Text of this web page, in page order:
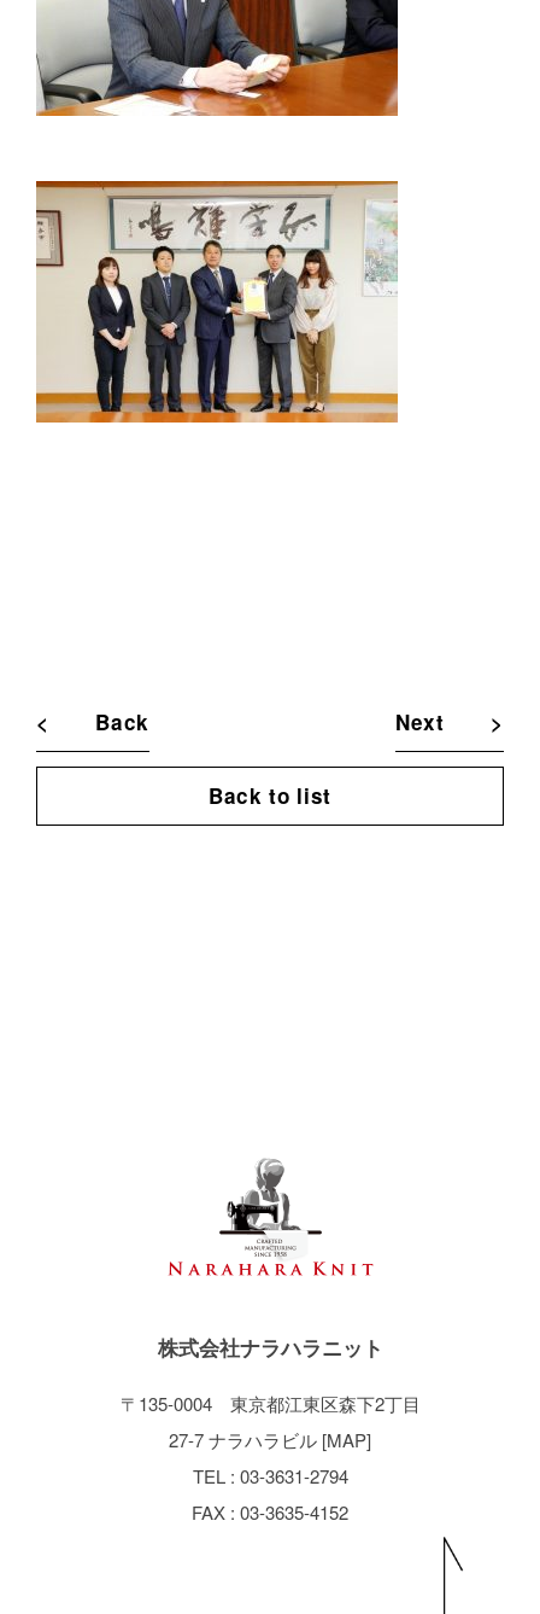
Back
Back to list
Next
株式会社ナラハラニット
〒135-0004 東京都江東区森下2丁目
27-7 ナラハラビル [MAP]
TEL : 03-3631-2794
FAX : 03-3635-4152